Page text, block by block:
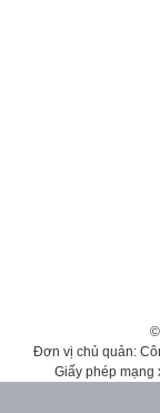
Đơn vị chủ quản:
Giấy phép mạng